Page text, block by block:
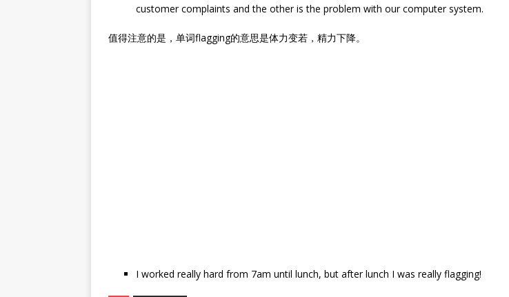
customer complaints and the other is the problem with our computer system.
值得注意的是，单词flagging的意思是体力变若，精力下降。
I worked really hard from 7am until lunch, but after lunch I was really flagging!